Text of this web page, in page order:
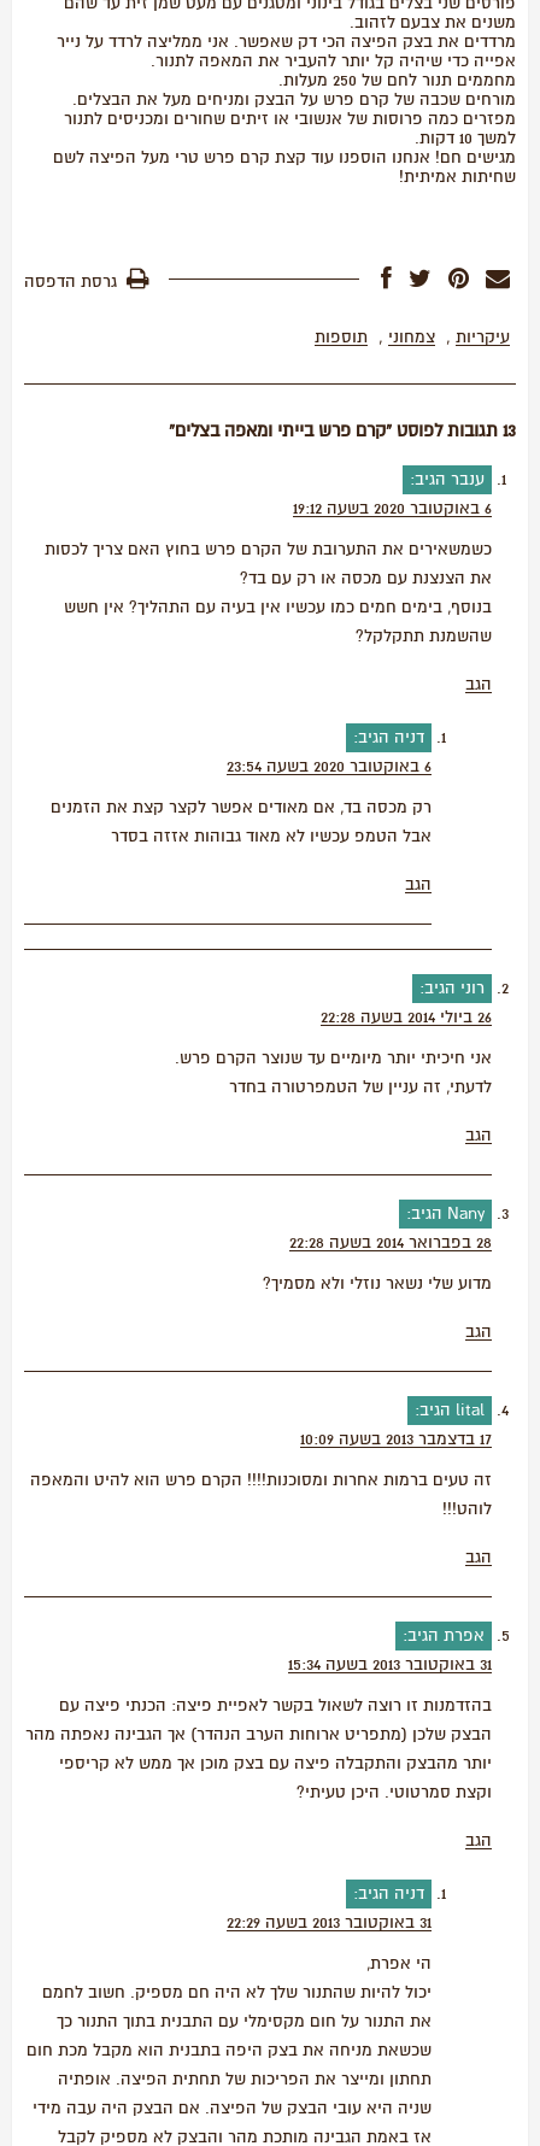
פורסים שני בצלים בגודל בינוני ומטגנים עם מעט שמן זית עד שהם
משנים את צבעם לזהוב.
מרדדים את בצק הפיצה הכי דק שאפשר. אני ממליצה לרדד על נייר
אפייה כדי שיהיה קל יותר להעביר את המאפה לתנור.
מחממים תנור לחם של 250 מעלות.
מורחים שכבה של קרם פרש על הבצק ומניחים מעל את הבצלים.
מפזרים כמה פרוסות של אנשובי או זיתים שחורים ומכניסים לתנור
למשך 10 דקות.
מגישים חם! אנחנו הוספנו עוד קצת קרם פרש טרי מעל הפיצה לשם
שחיתות אמיתית!
גרסת הדפסה
עיקריות , צמחוני , תוספות
13 תגובות לפוסט “קרם פרש בייתי ומאפה בצלים”
ענבר הגיב:
6 באוקטובר 2020 בשעה 19:12
כשמשאירים את התערובת של הקרם פרש בחוץ האם צריך לכסות
את הצנצנת עם מכסה או רק עם בד?
בנוסף, בימים חמים כמו עכשיו אין בעיה עם התהליך? אין חשש
שהשמנת תתקלקל?
הגב
דניה הגיב:
6 באוקטובר 2020 בשעה 23:54
רק מכסה בד, אם מאודים אפשר לקצר קצת את הזמנים
אבל הטמפ עכשיו לא מאוד גבוהות אזזה בסדר
הגב
רוני הגיב:
26 ביולי 2014 בשעה 22:28
אני חיכיתי יותר מיומיים עד שנוצר הקרם פרש.
לדעתי, זה עניין של הטמפרטורה בחדר
הגב
Nany הגיב:
28 בפברואר 2014 בשעה 22:28
מדוע שלי נשאר נוזלי ולא מסמיך?
הגב
lital
הגיב:
17 בדצמבר 2013 בשעה 10:09
זה טעים ברמות אחרות ומסוכנות!!!! הקרם פרש הוא להיט והמאפה
לוהט!!!
הגב
אפרת הגיב:
31 באוקטובר 2013 בשעה 15:34
בהזדמנות זו רוצה לשאול בקשר לאפיית פיצה: הכנתי פיצה עם
הבצק שלכן (מתפריט ארוחות הערב הנהדר) אך הגבינה נאפתה מהר
יותר מהבצק והתקבלה פיצה עם בצק מוכן אך ממש לא קריספי
וקצת סמרטוטי. היכן טעיתי?
הגב
דניה הגיב:
31 באוקטובר 2013 בשעה 22:29
הי אפרת,
יכול להיות שהתנור שלך לא היה חם מספיק. חשוב לחמם
את התנור על חום מקסימלי עם התבנית בתוך התנור כך
שכשאת מניחה את בצק היפה בתבנית הוא מקבל מכת חום
תחתון ומייצר את הפריכות של תחתית הפיצה. אופתיה
שניה היא עובי הבצק של הפיצה. אם הבצק היה עבה מידי
אז באמת הגבינה מותכת מהר והבצק לא מספיק לקבל